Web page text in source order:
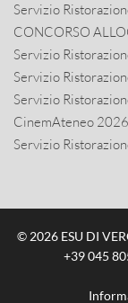
Servizio
CONCORSO
Servizio
Servizio
Servizio
CinemAteneo
Servizio
© 2026 ESU DI
+39 045